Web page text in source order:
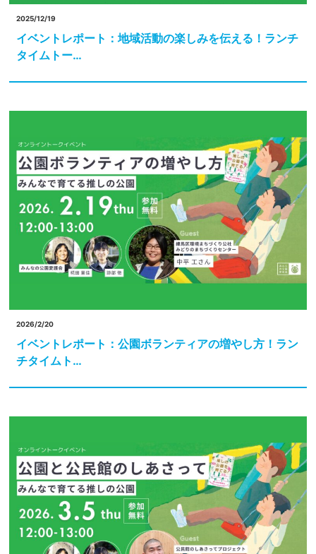
2025/12/19
イベントレポート：地域活動の楽しみを伝える！ランチ
タイムトー…
2026/2/20
イベントレポート：公園ボランティアの増やし方！ラン
チタイムト…